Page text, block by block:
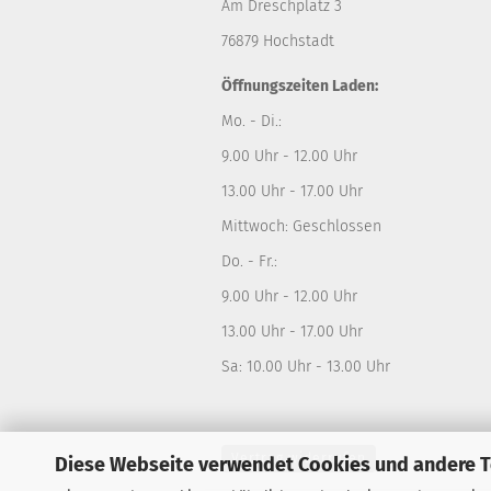
Diese Webseite verwendet Cookies und andere
Am Dreschplatz 3
76879 Hochstadt
Öffnungszeiten Laden:
Mo. - Di.:
9.00 Uhr - 12.00 Uhr
13.00 Uhr - 17.00 Uhr
Mittwoch: Geschlossen
Do. - Fr.:
9.00 Uhr - 12.00 Uhr
13.00 Uhr - 17.00 Uhr
Sa: 10.00 Uhr - 13.00 Uhr
Vertrag widerrufen